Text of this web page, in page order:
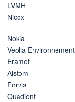
LVMH
Nicox
Nokia
Veolia Environnement
Eramet
Alstom
Forvia
Quadient